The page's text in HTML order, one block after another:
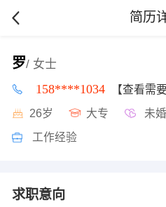
简历
罗/ 女士
158****1034 【查看需
26岁 大专 未婚
工作经验
求职意向